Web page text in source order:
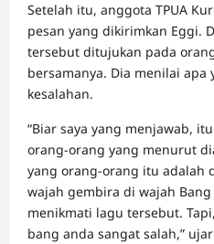
Setelah itu, anggota TPUA
pesan yang dikirimkan Eggi.
tersebut ditujukan pada
bersamanya. Dia menilai apa
kesalahan.
“Biar saya yang menjawab,
orang-orang yang menurut
yang orang-orang itu adalah
wajah gembira di wajah
menikmati lagu tersebut.
bang anda sangat salah,”